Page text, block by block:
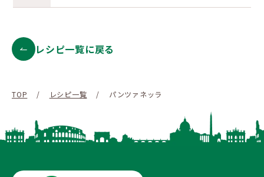
レシピ一覧に戻る
TOP / レシピ一覧 / パンツァネッラ